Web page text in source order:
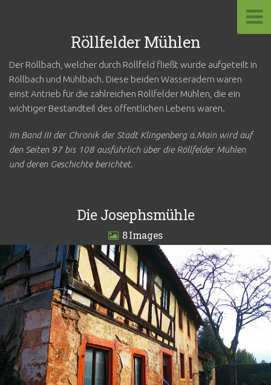
Röllfelder Mühlen
Der Röllbach, welcher durch Röllfeld fließt wurde aufgeteilt in
Röllbach und Mühlbach. Diese beiden Wasseradern waren
einst Antrieb für die zahlreichen Röllfelder Mühlen, die ein
wichtiger Bestandteil des öffentlichen Lebens waren.
Im Band III der Chronik der Stadt Klingenberg a.Main wird auf
den Seiten 97 bis 108 ausführlich über die Röllfelder Mühlen
und deren Geschichte berichtet.
Die Josephsmühle
8